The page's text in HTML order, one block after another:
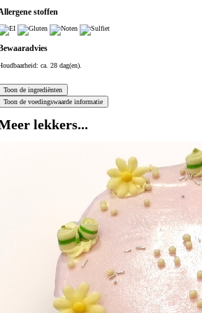
stoffen
ca. 28 dag(en).
lekkers...